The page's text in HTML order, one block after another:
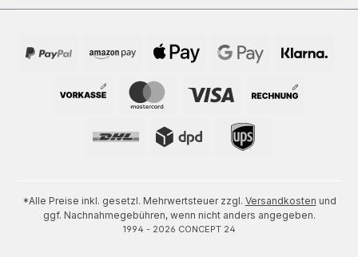
*Alle Preise inkl. gesetzl. Mehrwertsteuer zzgl. Versandkosten und
ggf. Nachnahmegebühren, wenn nicht anders angegeben.
1994 - 2026 CONCEPT 24